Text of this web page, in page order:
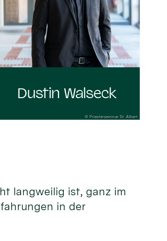
langweilig ist, ganz im
in der
Dustin Walseck
© Priesterseminar St. Albert